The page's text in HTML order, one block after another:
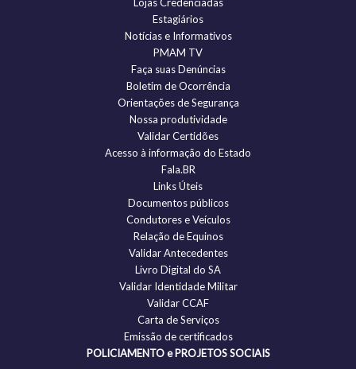
Estagiários
Notícias e Informativos
PMAM TV
Faça suas Denúncias
Boletim de Ocorrência
Orientações de Segurança
Nossa produtividade
Validar Certidões
Acesso à informação do Estado
Fala.BR
Links Úteis
Documentos públicos
Condutores e Veículos
Relação de Equinos
Validar Antecedentes
Livro Digital do SA
Validar Identidade Militar
Validar CCAF
Carta de Serviços
Emissão de certificados
POLICIAMENTO e PROJETOS SOCIAIS